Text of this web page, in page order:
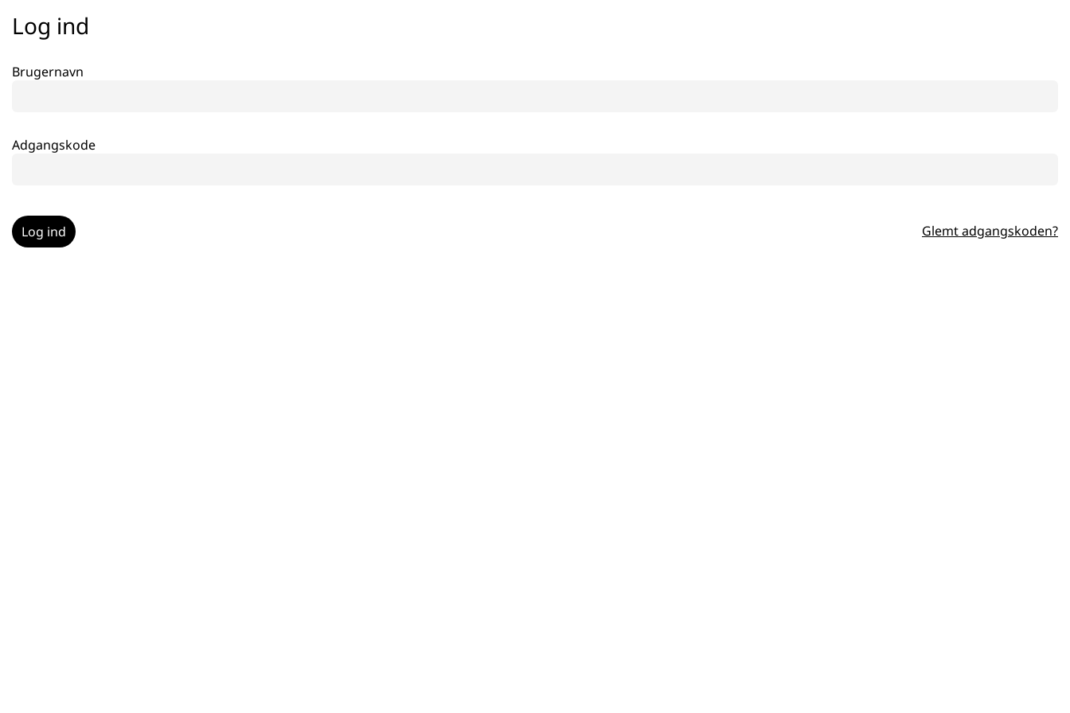
Log ind
Brugernavn
Adgangskode
Log ind Glemt adgangskoden?